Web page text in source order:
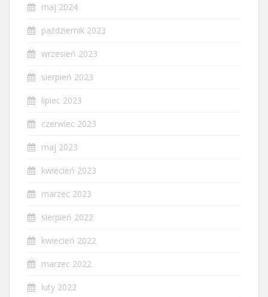
maj 2024
październik 2023
wrzesień 2023
sierpień 2023
lipiec 2023
czerwiec 2023
maj 2023
kwiecień 2023
marzec 2023
sierpień 2022
kwiecień 2022
marzec 2022
luty 2022